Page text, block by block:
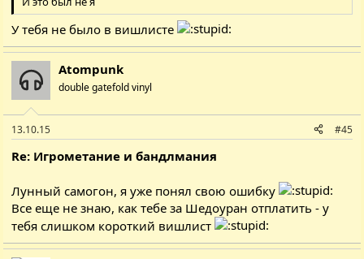
У тебя не было в вишлисте
Atompunk
double gatefold vinyl
13.10.15 #45
Re: Игрометание и бандлмания
Лунный самогон, я уже понял свою ошибку
Все еще не знаю, как тебе за Шедоуран отплатить - у
тебя слишком короткий вишлист